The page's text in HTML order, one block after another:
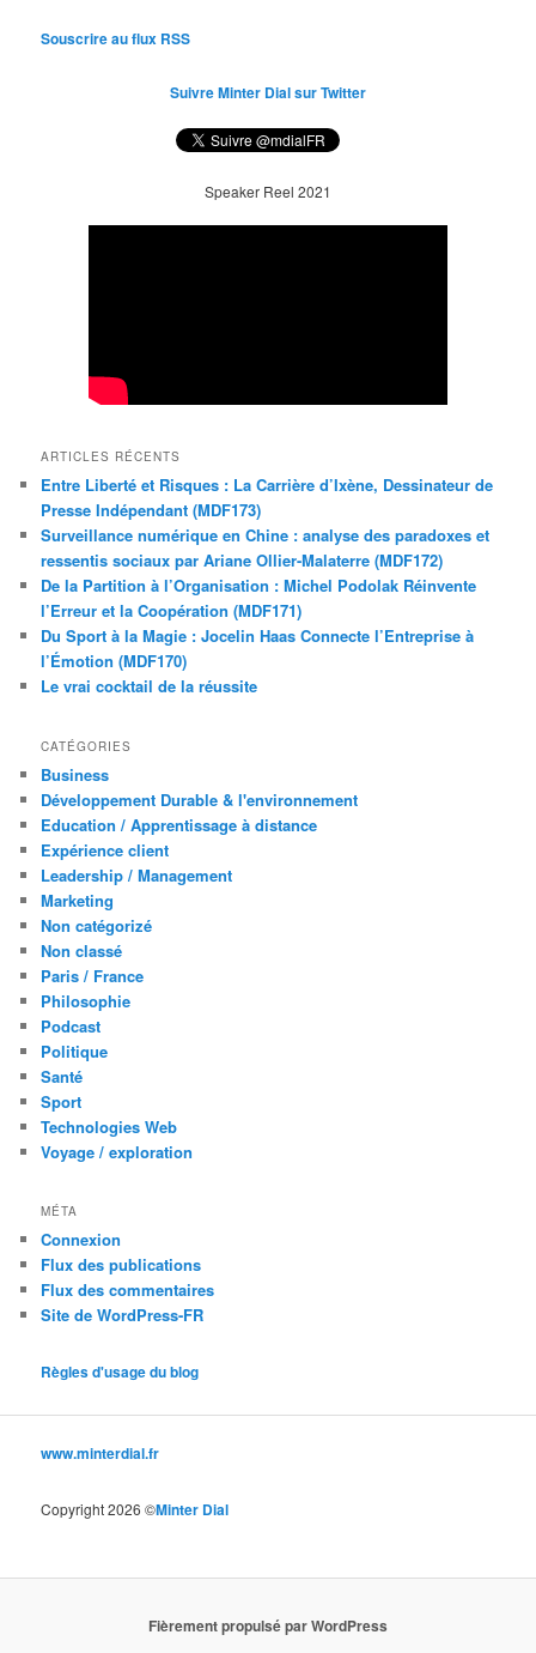
Souscrire au flux RSS
Suivre Minter Dial sur Twitter
Speaker Reel 2021
ARTICLES RÉCENTS
Entre Liberté et Risques : La Carrière d’Ixène, Dessinateur de
Presse Indépendant (MDF173)
Surveillance numérique en Chine : analyse des paradoxes et
ressentis sociaux par Ariane Ollier-Malaterre (MDF172)
De la Partition à l’Organisation : Michel Podolak Réinvente
l’Erreur et la Coopération (MDF171)
Du Sport à la Magie : Jocelin Haas Connecte l’Entreprise à
l’Émotion (MDF170)
Le vrai cocktail de la réussite
CATÉGORIES
Business
Développement Durable & l'environnement
Education / Apprentissage à distance
Expérience client
Leadership / Management
Marketing
Non catégorizé
Non classé
Paris / France
Philosophie
Podcast
Politique
Santé
Sport
Technologies Web
Voyage / exploration
MÉTA
Connexion
Flux des publications
Flux des commentaires
Site de WordPress-FR
Règles d'usage du blog
www.minterdial.fr
Copyright 2026 ©Minter Dial
Fièrement propulsé par WordPress